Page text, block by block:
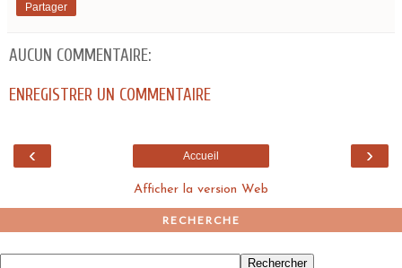
Partager
AUCUN COMMENTAIRE:
ENREGISTRER UN COMMENTAIRE
‹ ›
Accueil
Afficher la version Web
RECHERCHE